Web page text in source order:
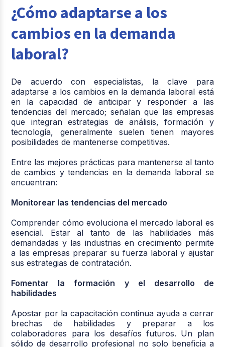
¿Cómo adaptarse a los
cambios en la demanda
laboral?
De acuerdo con especialistas, la clave para
adaptarse a los cambios en la demanda laboral está
en la capacidad de anticipar y responder a las
tendencias del mercado; señalan que las empresas
que integran estrategias de análisis, formación y
tecnología, generalmente suelen tienen mayores
posibilidades de mantenerse competitivas.
Entre las mejores prácticas para mantenerse al tanto
de cambios y tendencias en la demanda laboral se
encuentran:
Monitorear las tendencias del mercado
Comprender cómo evoluciona el mercado laboral es
esencial. Estar al tanto de las habilidades más
demandadas y las industrias en crecimiento permite
a las empresas preparar su fuerza laboral y ajustar
sus estrategias de contratación.
Fomentar la formación y el desarrollo de
habilidades
Apostar por la capacitación continua ayuda a cerrar
brechas de habilidades y preparar a los
colaboradores para los desafíos futuros. Un plan
sólido de desarrollo profesional no solo beneficia a